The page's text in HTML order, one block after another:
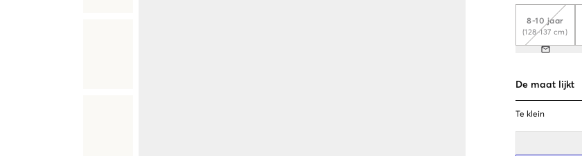
8-10 jaar
(128-137 cm)
De maat lijkt
Te klein